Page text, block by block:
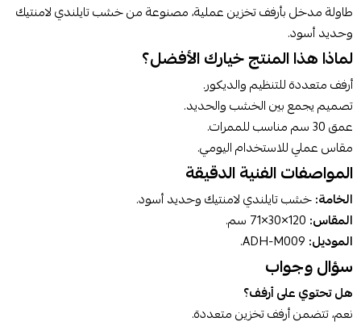
أوافق على سياسة الشراء
اطلب المنتج
طاولة مدخل بأرفف تخزين عملية، مصنوعة من خشب تايلندي لامنتيك
وحديد أسود.
لماذا هذا المنتج خيارك الأفضل؟
أرفف متعددة للتنظيم والديكور.
تصميم يجمع بين الخشب والحديد.
عمق 30 سم مناسب للممرات.
مقاس عملي للاستخدام اليومي.
المواصفات الفنية الدقيقة
الخامة:خشب تايلندي لامنتيك وحديد أسود.
المقاس:
الموديل:
سؤال وجواب
هل تحتوي على أرفف؟
نعم، تتضمن أرفف تخزين متعددة.